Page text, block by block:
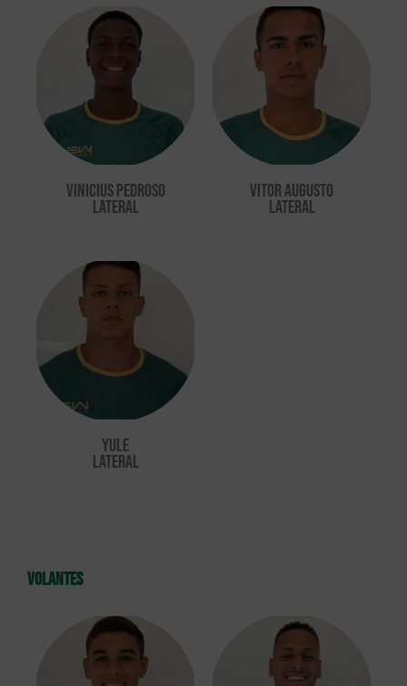
Vinicius Pedroso
LATERAL
Vitor Augusto
Lateral
Yule
lateral
volantes